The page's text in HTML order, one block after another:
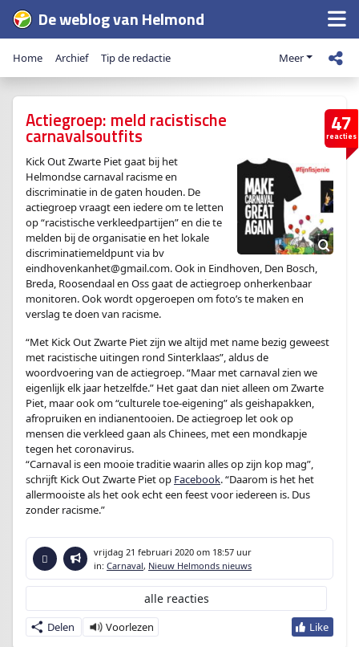
De weblog van Helmond
Home Archief Tip de redactie Meer
47
reacties
Actiegroep: meld racistische
carnavalsoutfits
Kick Out Zwarte Piet gaat bij het
Helmondse carnaval racisme en
discriminatie in de gaten houden. De
actiegroep vraagt een iedere om te letten
op “racistische verkleedpartijen” en die te
melden bij de organisatie en het lokale
discriminatiemeldpunt via bv
eindhovenkanhet@gmail.com. Ook in Eindhoven, Den Bosch,
Breda, Roosendaal en Oss gaat de actiegroep onherkenbaar
monitoren. Ook wordt opgeroepen om foto’s te maken en
verslag te doen van racisme.
“Met Kick Out Zwarte Piet zijn we altijd met name bezig geweest
met racistische uitingen rond Sinterklaas”, aldus de
woordvoering van de actiegroep. “Maar met carnaval zien we
eigenlijk elk jaar hetzelfde.” Het gaat dan niet alleen om Zwarte
Piet, maar ook om “culturele toe-eigening” als geishapakken,
afropruiken en indianentooien. De actiegroep let ook op
mensen die verkleed gaan als Chinees, met een mondkapje
tegen het coronavirus.
“Carnaval is een mooie traditie waarin alles op zijn kop mag”,
schrijft Kick Out Zwarte Piet op Facebook. “Daarom is het het
allermooiste als het ook echt een feest voor iedereen is. Dus
zonder racisme.”
vrijdag 21 februari 2020 om 18:57 uur
in: Carnaval, Nieuw Helmonds nieuws
Delen
alle reacties